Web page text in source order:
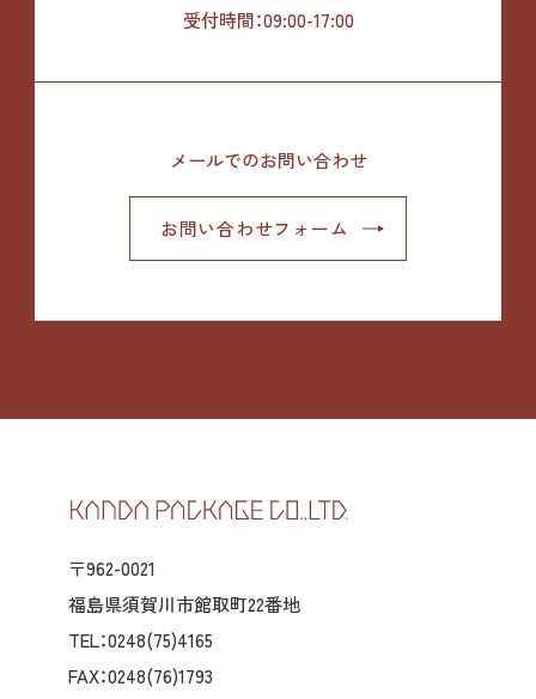
受付時間：09:00-17:00
メールでのお問い合わせ
お問い合わせフォーム
〒962-0021
福島県須賀川市館取町22番地
TEL：0248(75)4165
FAX：0248(76)1793